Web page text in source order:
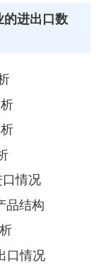
的进出口数
口情况
品结构
口情况